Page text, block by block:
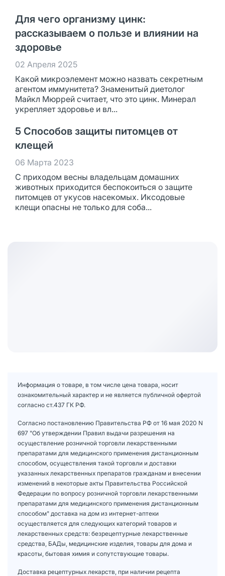
Для чего организму цинк:
рассказываем о пользе и влиянии на
здоровье
02 Апреля 2025
Какой микроэлемент можно назвать секретным
агентом иммунитета? Знаменитый диетолог
Майкл Мюррей считает, что это цинк. Минерал
укрепляет здоровье и вл...
5 Способов защиты питомцев от
клещей
06 Марта 2023
С приходом весны владельцам домашних
животных приходится беспокоиться о защите
питомцев от укусов насекомых. Иксодовые
клещи опасны не только для соба...
Информация о товаре, в том числе цена товара, носит
ознакомительный характер и не является публичной офертой
согласно ст.437 ГК РФ.
Согласно постановлению Правительства РФ от 16 мая 2020 N
697 "Об утверждении Правил выдачи разрешения на
осуществление розничной торговли лекарственными
препаратами для медицинского применения дистанционным
способом, осуществления такой торговли и доставки
указанных лекарственных препаратов гражданам и внесении
изменений в некоторые акты Правительства Российской
Федерации по вопросу розничной торговли лекарственными
препаратами для медицинского применения дистанционным
способом" доставка на дом из интернет-аптеки
осуществляется для следующих категорий товаров и
лекарственных средств: безрецептурные лекарственные
средства, БАДы, медицинские изделия, товары для дома и
красоты, бытовая химия и сопутствующие товары.
Доставка рецептурных лекарств, при наличии рецепта